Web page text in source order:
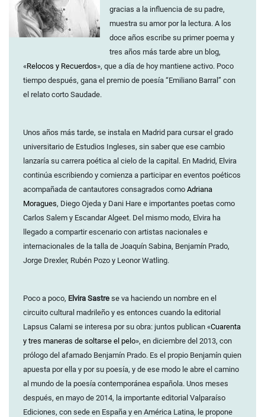
gracias a la influencia de su padre,
muestra su amor por la lectura. A los
doce años escribe su primer poema y
tres años más tarde abre un blog,
«Relocos y Recuerdos», que a día de hoy mantiene activo. Poco
tiempo después, gana el premio de poesía “Emiliano Barral” con
el relato corto Saudade.
Unos años más tarde, se instala en Madrid para cursar el grado
universitario de Estudios Ingleses, sin saber que ese cambio
lanzaría su carrera poética al cielo de la capital. En Madrid, Elvira
continúa escribiendo y comienza a participar en eventos poéticos
acompañada de cantautores consagrados como Adriana
Moragues, Diego Ojeda y Dani Hare e importantes poetas como
Carlos Salem y Escandar Algeet. Del mismo modo, Elvira ha
llegado a compartir escenario con artistas nacionales e
internacionales de la talla de Joaquín Sabina, Benjamín Prado,
Jorge Drexler, Rubén Pozo y Leonor Watling.
Poco a poco, Elvira Sastre se va haciendo un nombre en el
circuito cultural madrileño y es entonces cuando la editorial
Lapsus Calami se interesa por su obra: juntos publican «Cuarenta
y tres maneras de soltarse el pelo», en diciembre del 2013, con
prólogo del afamado Benjamín Prado. Es el propio Benjamín quien
apuesta por ella y por su poesía, y de ese modo le abre el camino
al mundo de la poesía contemporánea española. Unos meses
después, en mayo de 2014, la importante editorial Valparaíso
Ediciones, con sede en España y en América Latina, le propone